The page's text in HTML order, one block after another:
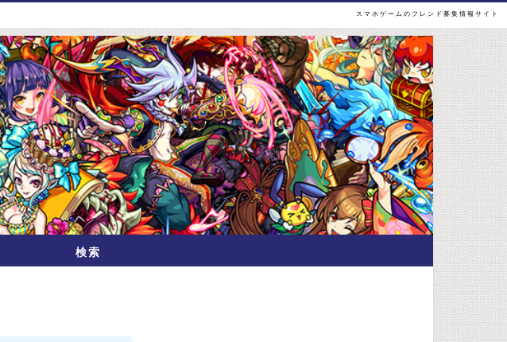
スマホゲームのフレンド募集情報サイト
検索